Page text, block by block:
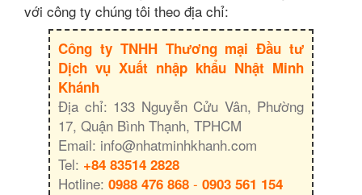
với công ty chúng tôi theo địa chỉ:
Công ty TNHH Thương mại Đầu tư
Dịch vụ Xuất nhập khẩu Nhật Minh
Khánh
Địa chỉ: 133 Nguyễn Cửu Vân, Phường
17, Quận Bình Thạnh, TPHCM
Email: info@nhatminhkhanh.com
Tel: +84 83514 2828
Hotline: 0988 476 868 - 0903 561 154